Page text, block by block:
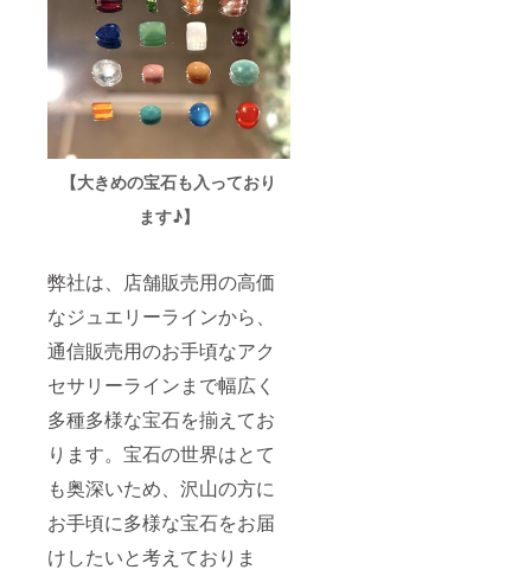
【大きめの宝石も入っており
ます♪】
弊社は、店舗販売用の高価
なジュエリーラインから、
通信販売用のお手頃なアク
セサリーラインまで幅広く
多種多様な宝石を揃えてお
ります。宝石の世界はとて
も奥深いため、沢山の方に
お手頃に多様な宝石をお届
けしたいと考えておりま